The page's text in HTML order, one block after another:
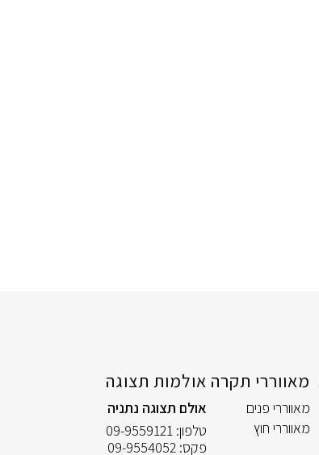
מאווררי תקרה
מאווררי פנים
מאווררי חוץ
אולמות תצוגה
אולם תצוגה נתניה
טלפון: 09-9559121
פקס: 09-9554052